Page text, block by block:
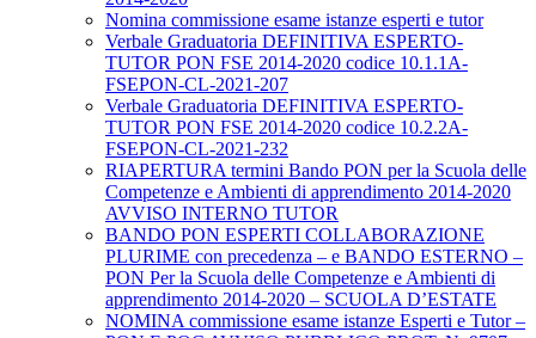
Nomina commissione esame istanze esperti e tutor
Verbale Graduatoria DEFINITIVA ESPERTO-
TUTOR PON FSE 2014-2020 codice 10.1.1A-
FSEPON-CL-2021-207
Verbale Graduatoria DEFINITIVA ESPERTO-
TUTOR PON FSE 2014-2020 codice 10.2.2A-
FSEPON-CL-2021-232
RIAPERTURA termini Bando PON per la Scuola delle
Competenze e Ambienti di apprendimento 2014-2020
AVVISO INTERNO TUTOR
BANDO PON ESPERTI COLLABORAZIONE
PLURIME con precedenza – e BANDO ESTERNO –
PON Per la Scuola delle Competenze e Ambienti di
apprendimento 2014-2020 – SCUOLA D’ESTATE
NOMINA commissione esame istanze Esperti e Tutor –